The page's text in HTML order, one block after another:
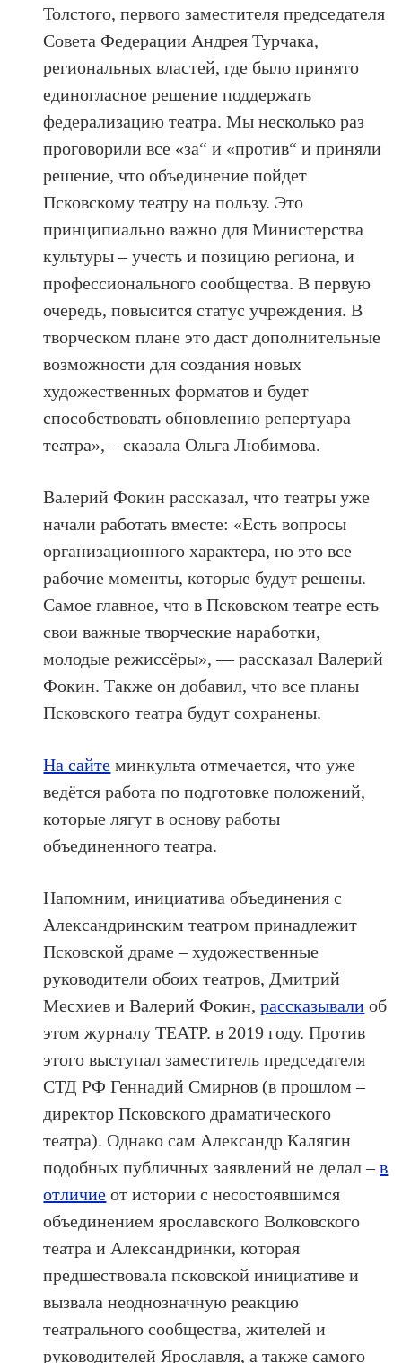
Толстого, первого заместителя председателя
Совета Федерации Андрея Турчака,
региональных властей, где было принято
единогласное решение поддержать
федерализацию театра. Мы несколько раз
проговорили все «за“ и «против“ и приняли
решение, что объединение пойдет
Псковскому театру на пользу. Это
принципиально важно для Министерства
культуры – учесть и позицию региона, и
профессионального сообщества. В первую
очередь, повысится статус учреждения. В
творческом плане это даст дополнительные
возможности для создания новых
художественных форматов и будет
способствовать обновлению репертуара
театра», – сказала Ольга Любимова.
Валерий Фокин рассказал, что театры уже
начали работать вместе: «Есть вопросы
организационного характера, но это все
рабочие моменты, которые будут решены.
Самое главное, что в Псковском театре есть
свои важные творческие наработки,
молодые режиссёры», — рассказал Валерий
Фокин. Также он добавил, что все планы
Псковского театра будут сохранены.
На сайте минкульта отмечается, что уже
ведётся работа по подготовке положений,
которые лягут в основу работы
объединенного театра.
Напомним, инициатива объединения с
Александринским театром принадлежит
Псковской драме – художественные
руководители обоих театров, Дмитрий
Месхиев и Валерий Фокин,рассказывали об
этом журналу ТЕАТР. в 2019 году. Против
этого выступал заместитель председателя
СТД РФ Геннадий Смирнов (в прошлом –
директор Псковского драматического
театра). Однако сам Александр Калягин
подобных публичных заявлений не делал –в
отличие от истории с несостоявшимся
объединением ярославского Волковского
театра и Александринки, которая
предшествовала псковской инициативе и
вызвала неоднозначную реакцию
театрального сообщества, жителей и
руководителей Ярославля, а также самого